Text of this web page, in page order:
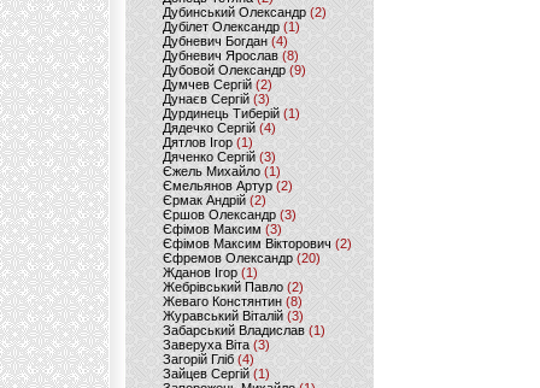
Дубинський Олександр(2)
Дубілет Олександр (1)
Дубневич Богдан (4)
Дубневич Ярослав (8)
Дубовой Олександр(9)
Думчев Сергій (2)
Дунаєв Сергій(3)
Дурдинець Тиберій (1)
Дядечко Сергій (4)
Дятлов Ігор (1)
Дяченко Сергій (3)
Єжель Михайло (1)
Ємельянов Артур (2)
Єрмак Андрій (2)
Єршов Олександр (3)
Єфімов Максим (3)
Єфімов Максим Вікторович (2)
Єфремов Олександр (20)
Жданов Ігор (1)
Жебрівський Павло (2)
Жеваго Констянтин (8)
Журавський Віталій (3)
Забарський Владислав (1)
Заверуха Віта (3)
Загорій Гліб (4)
Зайцев Сергій(1)